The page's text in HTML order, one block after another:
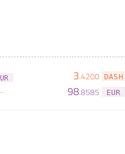
3.4200 DASH
98.8585 EUR